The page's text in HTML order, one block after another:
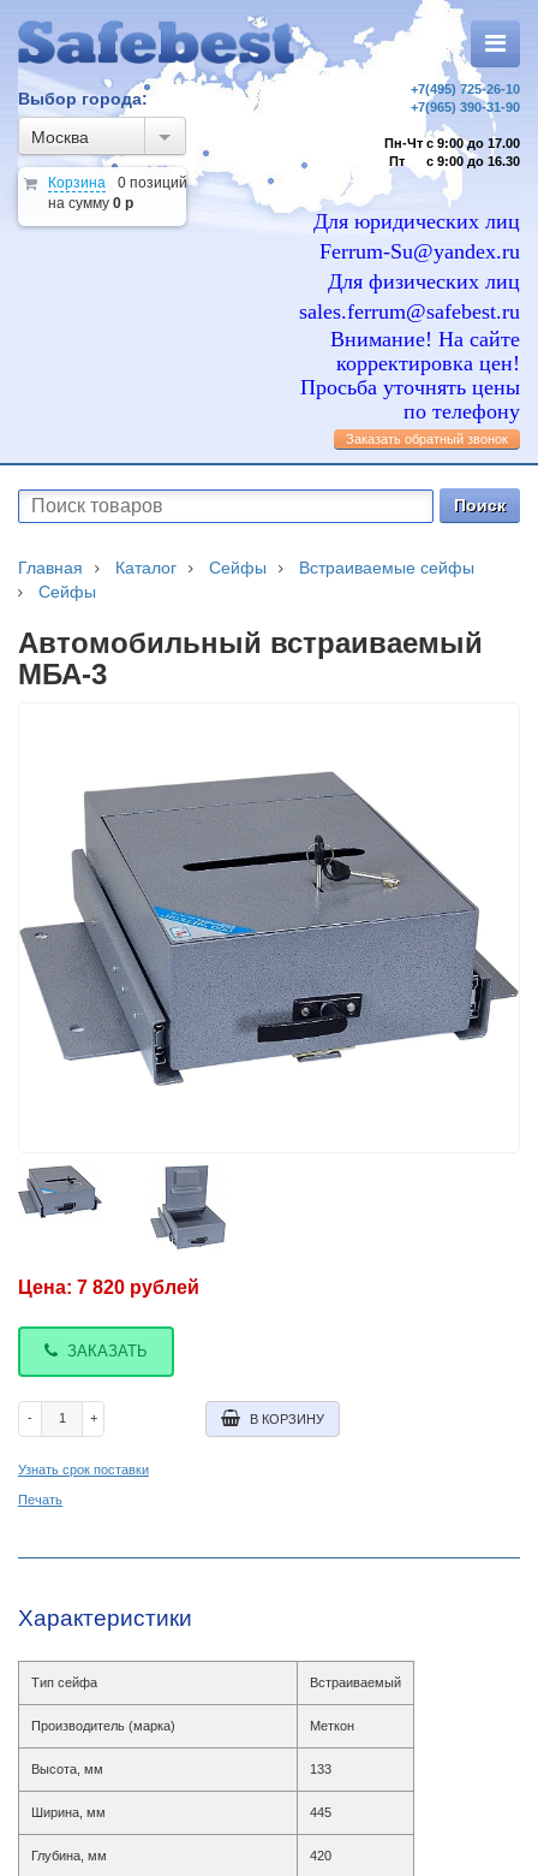
Выбор города:
Москва
Корзина
0 позиций
на сумму 0 р
+7(495) 725-26-10
+7(965) 390-31-90
Пн-Чт с 9:00 до 17.00
Пт с 9:00 до 16.30
Для юридических лиц
Ferrum-Su@yandex.ru
Для физических лиц
sales.ferrum@safebest.ru
Внимание! На сайте
корректировка цен!
Просьба уточнять цены
по телефону
Заказать обратный звонок
Главная Каталог Сейфы
Встраиваемые сейфы
Сейфы
Автомобильный встраиваемый
МБА-3
Цена: 7 820 рублей
ЗАКАЗАТЬ
- + В КОРЗИНУ
Узнать срок поставки
Печать
Характеристики
Тип сейфа Встраиваемый
Производитель (марка) Меткон
Высота, мм 133
Ширина, мм 445
Глубина, мм 420